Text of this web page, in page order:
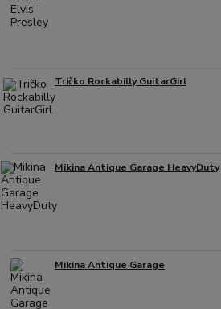
Tričko Rockabilly GuitarGirl
Mikina Antique Garage HeavyDuty
Mikina Antique Garage